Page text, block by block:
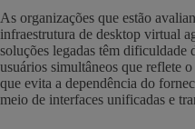
As organizações que estão
infraestrutura de desktop virtual
soluções legadas têm dificuldade
usuários simultâneos que reflete
que evita a dependência do
meio de interfaces unificadas e